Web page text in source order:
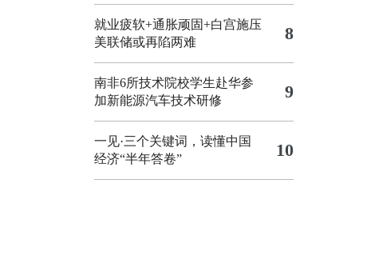
就业疲软+通胀顽固+白宫施压
美联储或再陷两难
8
南非6所技术院校学生赴华参
加新能源汽车技术研修
9
一见·三个关键词，读懂中国
经济“半年答卷”
10